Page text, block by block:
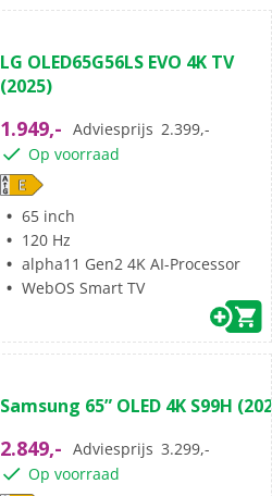
van
de
sterren.
108
beoordelingen
LG OLED65G56LS EVO 4K TV
(2025)
1.949,- Adviesprijs 2.399,-
Op voorraad
65 inch
120 Hz
alpha11 Gen2 4K AI-Processor
WebOS Smart TV
van
5
sterren.
Samsung 65” OLED 4K S99H
2.849,- Adviesprijs 3.299,-
Op voorraad